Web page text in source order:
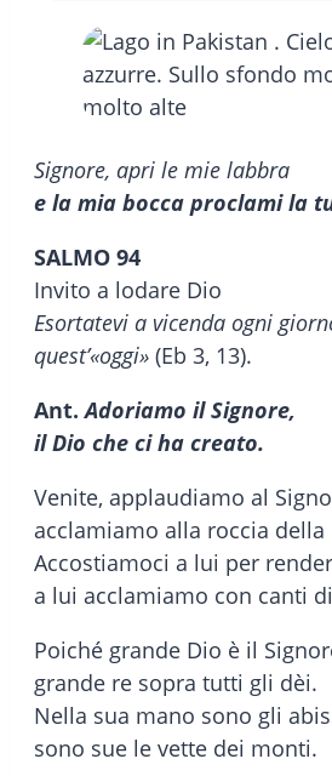
Signore, apri le mie labbra
e la mia bocca proclami la
SALMO 94
Invito a lodare Dio
Esortatevi a vicenda ogni
quest’«oggi» (Eb 3, 13).
Ant.Adoriamo il Signore,
il Dio che ci ha creato.
Venite, applaudiamo al
acclamiamo alla roccia della
Accostiamoci a lui per
a lui acclamiamo con canti
Poiché grande Dio è il
grande re sopra tutti gli dèi.
Nella sua mano sono gli
sono sue le vette dei monti.